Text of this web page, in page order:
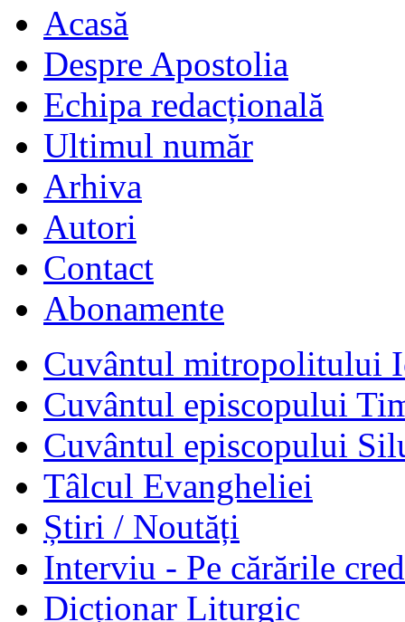
Acasă
Despre Apostolia
Echipa redacțională
Ultimul număr
Arhiva
Autori
Contact
Abonamente
Cuvântul mitropolitului
Cuvântul episcopului
Cuvântul episcopului
Tâlcul Evangheliei
Știri / Noutăți
Interviu - Pe cărările
Dicționar Liturgic